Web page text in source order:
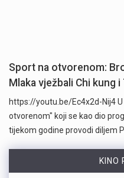
Sport na otvorenom:
Mlaka vježbali Chi kung i
https://youtu.be/Ec4x2d-Nij4
otvorenom" koji se kao dio
tijekom godine provodi diljem
KINO